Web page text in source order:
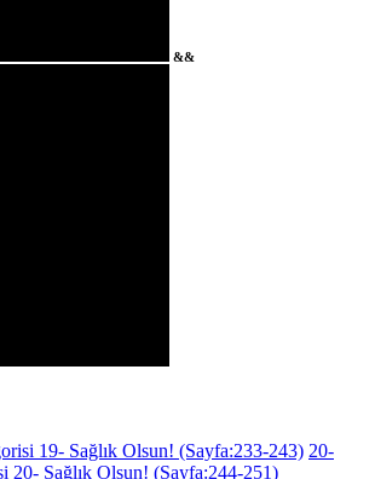
&&
19- Sağlık Olsun! (Sayfa:233-243) 20-
20- Sağlık Olsun! (Sayfa:244-251)